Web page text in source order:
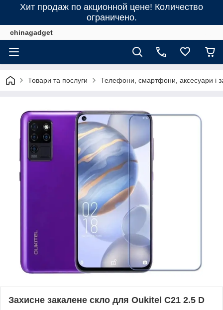
Хит продаж по акционной цене! Количество
ограничено.
chinagadget
Товари та послуги Телефони, смартфони, аксесуари і
Захисне закалене скло для Oukitel C21 2.5 D